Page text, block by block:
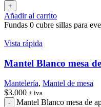
Añadir al carrito
Fundas 0 cubre sillas para
Vista rápida
Mantel Blanco mesa
Mantelería, Mantel de mesa
$3.000 + iva
Mantel Blanco mesa de